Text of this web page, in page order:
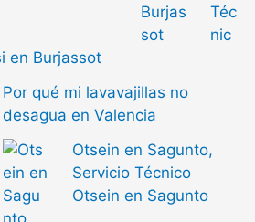
Téc
nic
en Burjassot
Por qué mi lavavajillas no
desagua en Valencia
Otsein en Sagunto,
Servicio Técnico
Otsein en Sagunto